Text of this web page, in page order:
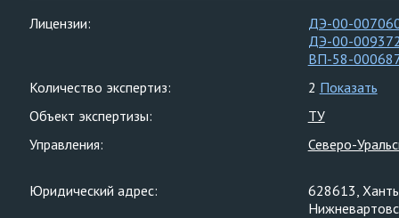
Лицензии:
ДЭ-00-
ДЭ-00-
ВП-58-
Количество экспертиз:
2 Показать
Объект экспертизы:
ТУ
Управления:
Северо-
Юридический адрес:
628613,